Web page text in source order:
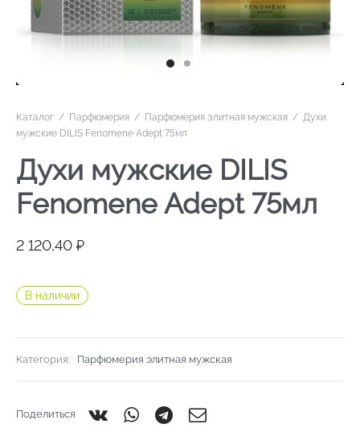
Каталог / Парфюмерия / Парфюмерия элитная мужская / Духи
мужские DILIS Fenomene Adept 75мл
Духи мужские DILIS
Fenomene Adept 75мл
2 120,40 ₽
В наличии
Категория: Парфюмерия элитная мужская
Поделиться